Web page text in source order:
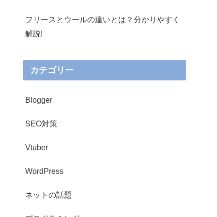
フリースとウールの違いとは？分かりやすく
解説!
カテゴリー
Blogger
SEO対策
Vtuber
WordPress
ネットの話題